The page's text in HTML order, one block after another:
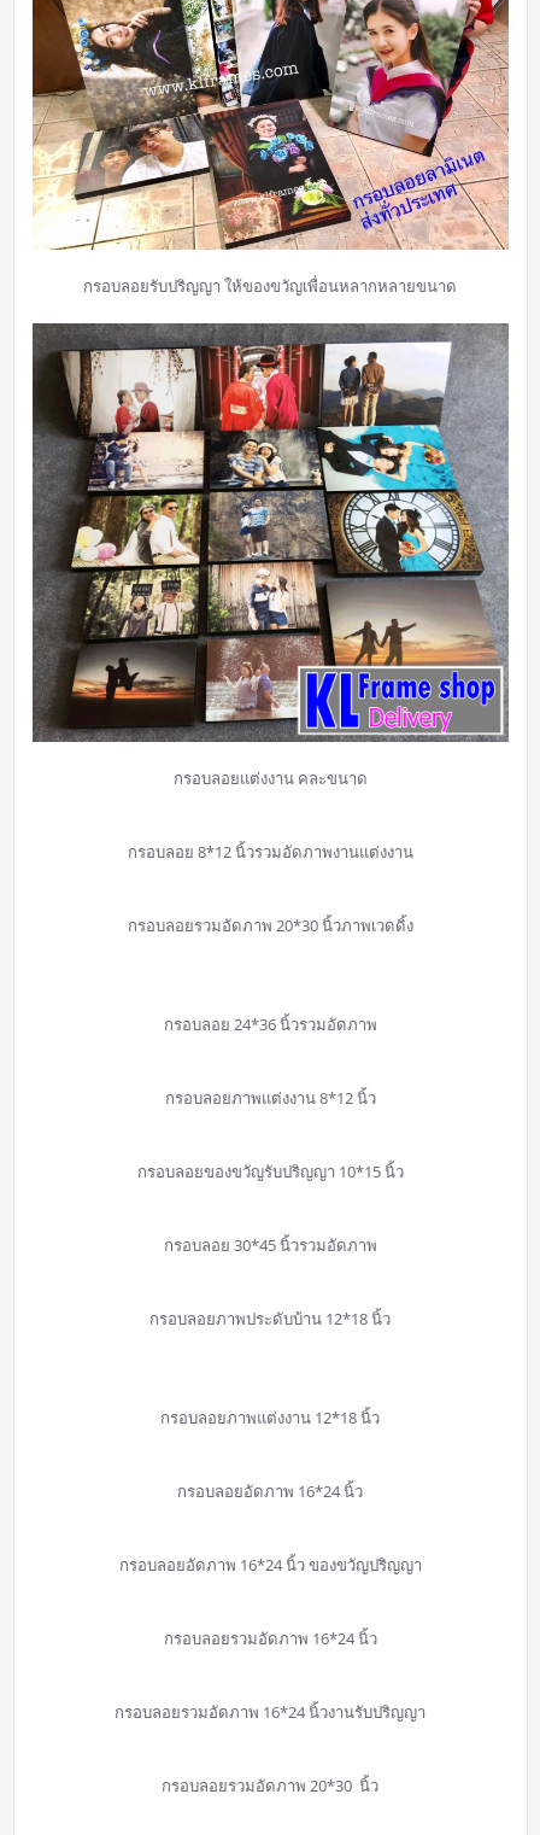
กรอบลอยรับปริญญา ให้ของขวัญเพื่อนหลากหลายขนาด
กรอบลอยแต่งงาน คละขนาด
กรอบลอย 8*12 นิ้วรวมอัดภาพงานแต่งงาน
กรอบลอยรวมอัดภาพ 20*30 นิ้วภาพเวดดิ้ง
กรอบลอย 24*36 นิ้วรวมอัดภาพ
กรอบลอยภาพแต่งงาน 8*12 นิ้ว
กรอบลอยของขวัญรับปริญญา 10*15 นิ้ว
กรอบลอย 30*45 นิ้วรวมอัดภาพ
กรอบลอยภาพประดับบ้าน 12*18 นิ้ว
กรอบลอยภาพแต่งงาน 12*18 นิ้ว
กรอบลอยอัดภาพ 16*24 นิ้ว
กรอบลอยอัดภาพ 16*24 นิ้ว ของขวัญปริญญา
กรอบลอยรวมอัดภาพ 16*24 นิ้ว
กรอบลอยรวมอัดภาพ 16*24 นิ้วงานรับปริญญา
กรอบลอยรวมอัดภาพ 20*30 นิ้ว